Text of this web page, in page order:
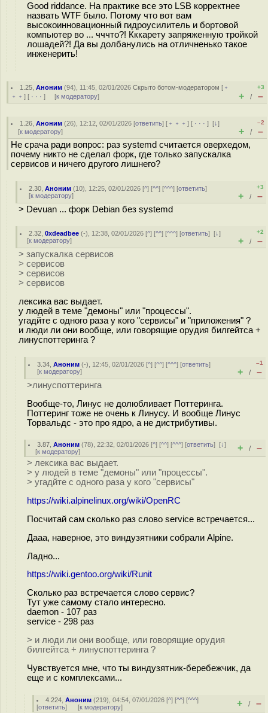
Good riddance. На практике все это LSB корректнее
назвать WTF было. Потому что вот вам
высокоинновационный гидроусилитель и бортовой
компьютер во ... чччто?! Кккарету запряженную тройкой
лошадей?! Да вы долбанулись на отличненько такое
инженерить!
1.25 ,Аноним (94), 11:45, 02/01/2026Скрыто ботом-модератором [ ﹢
﹢﹢ ] [ · · · ] [к модератору]
+3
+ / –
1.26 ,Аноним (26), 12:12, 02/01/2026 [ответить] [ ﹢﹢﹢] [ · · ·][↓]
[к модератору]
–2
+ / –
Не срача ради вопрос: раз systemd считается оверхедом,
почему никто не сделал форк, где только запускалка
сервисов и ничего другого лишнего?
2.30 ,Аноним (10), 12:25, 02/01/2026 [^] [^^] [^^^] [ответить]
[к модератору]
+3
+ / –
> Devuan ... форк Debian без systemd
2.32 ,0xdeadbee (-), 12:38, 02/01/2026 [^] [^^] [^^^] [ответить][↓]
[к модератору]
+2
+ / –
> запускалка сервисов
> сервисов
> сервисов
> сервисов
лексика вас выдает.
у людей в теме "демоны" или "процессы".
угадйте с одного раза у кого "сервисы" и "приложения" ?
и люди ли они вообще, или говорящие орудия билгейтса +
линуспоттеринга ?
3.34 ,Аноним (-), 12:45, 02/01/2026 [^] [^^] [^^^] [ответить]
[к модератору]
–1
+ / –
>линуспоттеринга
Вообще-то, Линус не долюбливает Поттеринга.
Поттеринг тоже не очень к Линусу. И вообще Линус
Торвальдс - это про ядро, а не дистрибутивы.
3.87 ,Аноним (78), 22:32, 02/01/2026 [^] [^^] [^^^] [ответить][↓]
[к модератору] + / –
> лексика вас выдает.
> у людей в теме "демоны" или "процессы".
> угадйте с одного раза у кого "сервисы"
https://wiki.alpinelinux.org/wiki/OpenRC
Посчитай сам сколько раз слово service встречается...
Дааа, наверное, это виндузятники собрали Alpine.
Ладно...
https://wiki.gentoo.org/wiki/Runit
Сколько раз встречается слово сервис?
Тут уже самому стало интересно.
daemon - 107 раз
service - 298 раз
> и люди ли они вообще, или говорящие орудия
билгейтса + линуспоттеринга ?
Чувствуется мне, что ты виндузятник-беребежчик, да
еще и с комплексами...
4.224 ,Аноним (219), 04:54, 07/01/2026 [^] [^^] [^^^]
[ответить] [к модератору] + / –